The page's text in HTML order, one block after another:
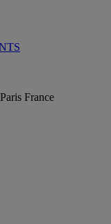
France